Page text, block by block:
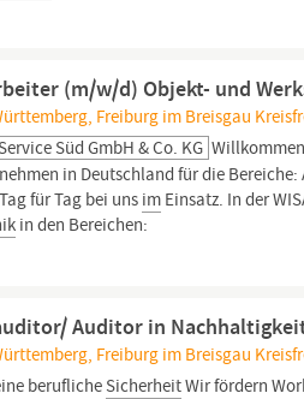
(m/w/d) Objekt- und
Freiburg im Breisgau
Süd GmbH & Co. KG
in Deutschland für die
für Tag bei uns im Einsatz. In der
in den Bereichen:
Auditor in
Freiburg im Breisgau
berufliche SicherheitWir fördern